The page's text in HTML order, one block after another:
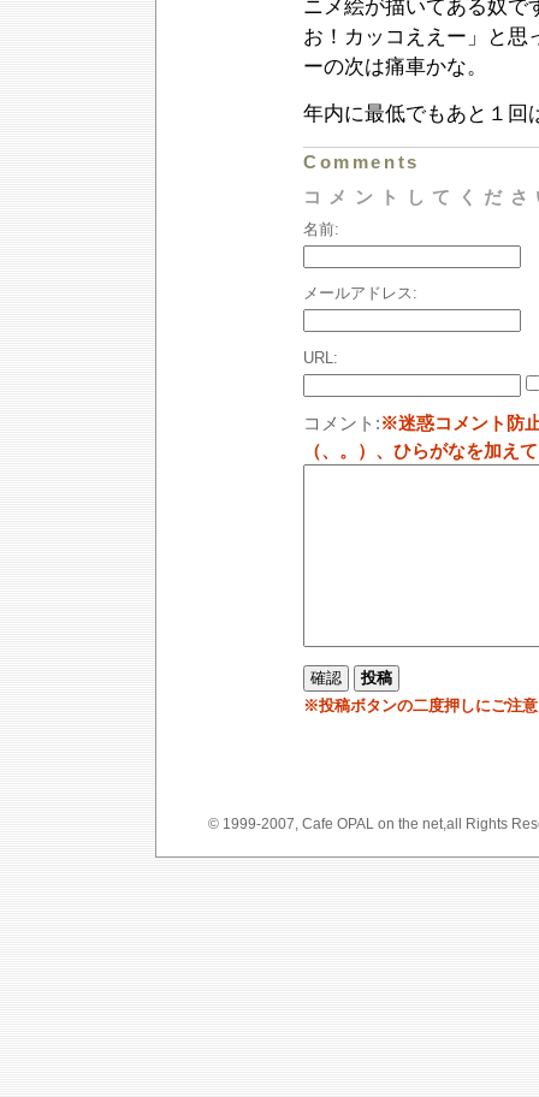
ニメ絵が描いてある奴で
お！カッコええー」と思
ーの次は痛車かな。
年内に最低でもあと１回
Comments
コメントしてくだ
名前:
メールアドレス:
URL:
コメント:※迷惑コメント防
（、。）、ひらがなを加え
※投稿ボタンの二度押しにご注
© 1999-2007, Cafe OPAL on the net,all Rights